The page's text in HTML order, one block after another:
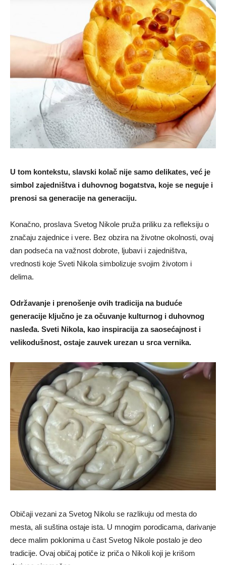
U tom kontekstu, slavski kolač nije samo delikates, već je
simbol zajedništva i duhovnog bogatstva, koje se neguje i
prenosi sa generacije na generaciju.
Konačno, proslava Svetog Nikole pruža priliku za refleksiju o
značaju zajednice i vere. Bez obzira na životne okolnosti, ovaj
dan podseća na važnost dobrote, ljubavi i zajedništva,
vrednosti koje Sveti Nikola simbolizuje svojim životom i
delima.
Održavanje i prenošenje ovih tradicija na buduće
generacije ključno je za očuvanje kulturnog i duhovnog
nasleđa. Sveti Nikola, kao inspiracija za saosećajnost i
velikodušnost, ostaje zauvek urezan u srca vernika.
Običaji vezani za Svetog Nikolu se razlikuju od mesta do
mesta, ali suština ostaje ista. U mnogim porodicama, darivanje
dece malim poklonima u čast Svetog Nikole postalo je deo
tradicije. Ovaj običaj potiče iz priča o Nikoli koji je krišom